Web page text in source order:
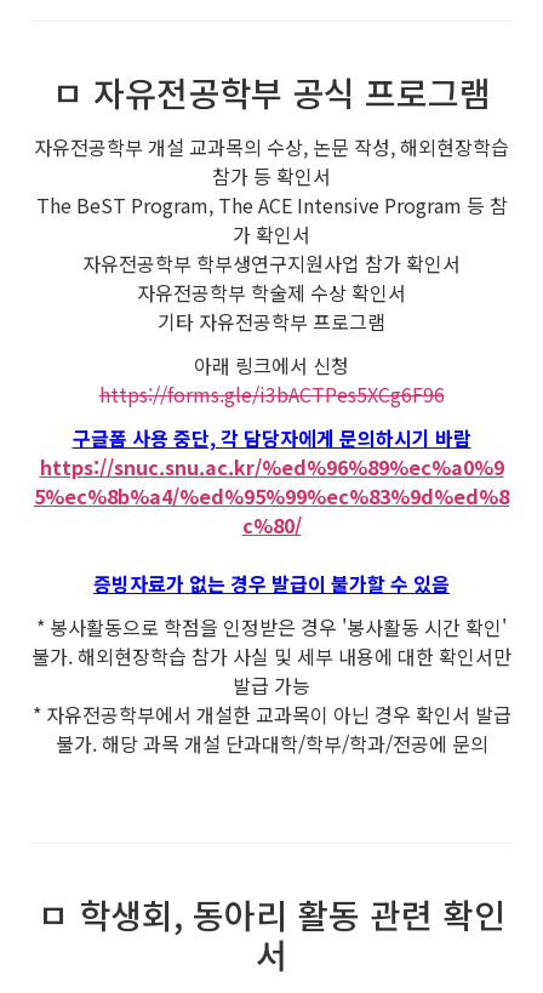
ㅁ 자유전공학부 공식 프로그램
자유전공학부 개설 교과목의 수상, 논문 작성, 해외현장학습
참가 등 확인서
The BeST Program, The ACE Intensive Program 등 참
가 확인서
자유전공학부 학부생연구지원사업 참가 확인서
자유전공학부 학술제 수상 확인서
기타 자유전공학부 프로그램
아래 링크에서 신청
https://forms.gle/i3bACTPes5XCg6F96
구글폼 사용 중단, 각 담당자에게 문의하시기 바람
https://snuc.snu.ac.kr/%ed%96%89%ec%a0%9
5%ec%8b%a4/%ed%95%99%ec%83%9d%ed%8
c%80/
증빙자료가 없는 경우 발급이 불가할 수 있음
* 봉사활동으로 학점을 인정받은 경우 '봉사활동 시간 확인'
불가. 해외현장학습 참가 사실 및 세부 내용에 대한 확인서만
발급 가능
* 자유전공학부에서 개설한 교과목이 아닌 경우 확인서 발급
불가. 해당 과목 개설 단과대학/학부/학과/전공에 문의
ㅁ 학생회, 동아리 활동 관련 확인
서